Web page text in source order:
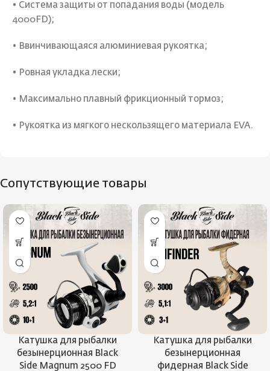
• Система защиты от попадания воды (модель
4000FD);
• Ввинчивающаяся алюминиевая рукоятка;
• Ровная укладка лески;
• Максимально плавный фрикционный тормоз;
• Рукоятка из мягкого нескользящего материала EVA.
Сопутствующие товары
Катушка для рыбалки
безынерционная Black
Side Magnum 2500 FD
Катушка для рыбалки
безынерционная
фидерная Black Side